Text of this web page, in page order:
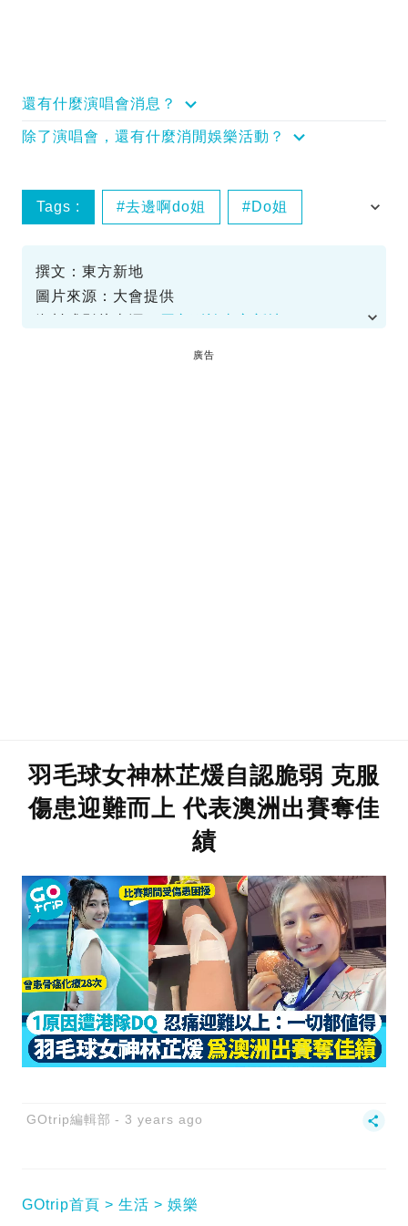
還有什麼演唱會消息？
除了演唱會，還有什麼消閒娛樂活動？
Tags : 去邊啊do姐 Do姐
撰文：東方新地
圖片來源：大會提供
廣告
羽毛球女神林芷煖自認脆弱 克服
傷患迎難而上 代表澳洲出賽奪佳
績
GOtrip編輯部 3 years ago
GOtrip首頁 生活 娛樂